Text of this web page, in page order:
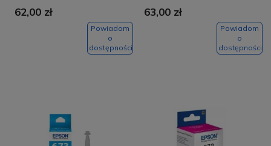
62,00 zł
Powiadom
o
dostępności
63,00 zł
Powiadom
o
dostępności